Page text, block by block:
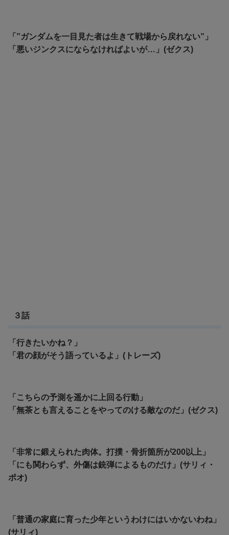
「”ガンダムを一目見た者は生きて戦場から戻れない”」
「悪いジンクスにならなければよいが…」(ゼクス)
３話
「行きたいかね？」
「君の顔がそう語っているよ」(トレーズ)
「こちらの予測を遥かに上回る行動」
「無茶とも言えることをやってのける敵なのだ」(ゼクス)
「非常に鍛えられた肉体。打撲・骨折箇所が200以上」
「にも関わらず、外傷は銃弾によるものだけ」(サリィ・
ポオ)
「普通の家庭に育った少年というわけにはいかないわね」
(サリィ)